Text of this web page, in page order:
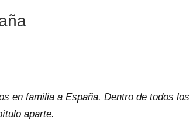
en familia a España. Dentro de todos los
aparte.